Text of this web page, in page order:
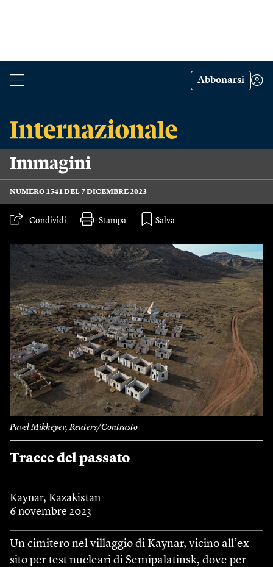
Abbonarsi
Immagini
NUMERO 1541 DEL 7 DICEMBRE 2023
Condividi Stampa
Pavel Mikheyev, Reuters/Contrasto
Tracce del passato
Kaynar, Kazakistan
6 novembre 2023
Un cimitero nel villaggio di Kaynar, vicino all’ex
sito per test nucleari di Semipalatinsk, dove per